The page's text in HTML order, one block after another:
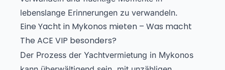
lebenslange Erinnerungen zu verwandeln.
Eine Yacht in Mykonos mieten – Was macht
The ACE VIP besonders?
Der Prozess der Yachtvermietung in Mykonos